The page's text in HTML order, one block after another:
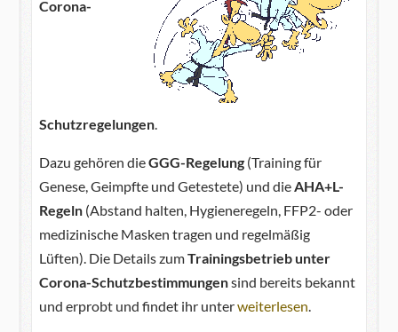
Corona-
Schutzregelungen.
Dazu gehören dieGGG-Regelung(Training für
Genese, Geimpfte und Getestete) und die AHA+L-
Regeln(Abstand halten, Hygieneregeln, FFP2- oder
medizinische Masken tragen und regelmäßig
Lüften). Die Details zumTrainingsbetrieb unter
Corona-Schutzbestimmungensind bereits bekannt
und erprobt und findet ihr unterweiterlesen